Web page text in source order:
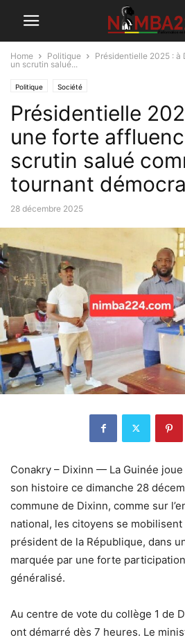
Home Politique
Présidentielle 2025 :
un scrutin salué...
Politique Société
Présidentielle
une forte
scrutin salué
tournant
28 décembre 2025
Conakry – Dixinn — La Guinée
son histoire ce dimanche 28
commune de Dixinn, comme sur
national, les citoyens se
président de la République, dans
marquée par une forte
généralisé.
Au centre de vote du collège 1 de
ont démarré dès 7 heures. Le